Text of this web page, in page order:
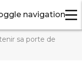
navigation
sa porte de